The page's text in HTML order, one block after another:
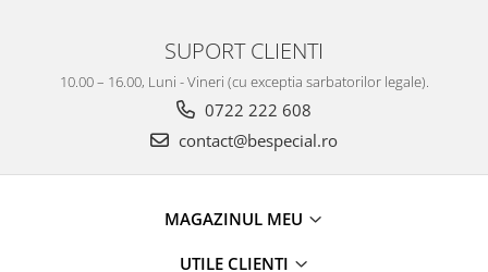
SUPORT CLIENTI
10.00 – 16.00, Luni - Vineri (cu exceptia sarbatorilor legale).
0722 222 608
contact@bespecial.ro
MAGAZINUL MEU
UTILE CLIENTI